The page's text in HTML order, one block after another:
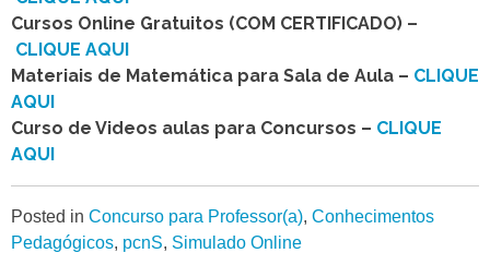
Cursos Online Gratuitos (COM CERTIFICADO) –
CLIQUE AQUI
Materiais de Matemática para Sala de Aula – CLIQUE
AQUI
Curso de Videos aulas para Concursos – CLIQUE
AQUI
Posted in Concurso para Professor(a), Conhecimentos
Pedagógicos, pcnS, Simulado Online